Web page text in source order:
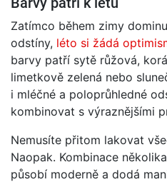
Zatímco během zimy
odstíny, léto si žádá
barvy patří sytě růžová,
limetkově zelená nebo
i mléčné a poloprůhledné
kombinovat s výraznějšími
Nemusíte přitom lakovat
Naopak. Kombinace
působí moderně a dodá